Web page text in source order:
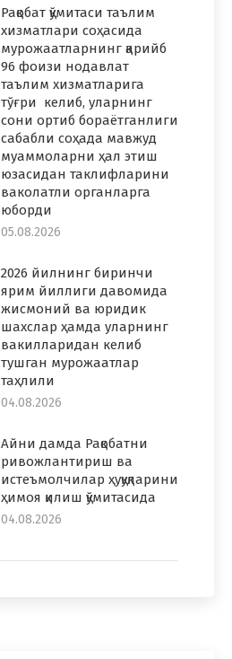
Рақобат қўмитаси таълим
хизматлари соҳасида
мурожаатларнинг қарийб
96 фоизи нодавлат
таълим хизматларига
тўғри келиб, уларнинг
сони ортиб бораётганлиги
сабабли соҳада мавжуд
муаммоларни ҳал этиш
юзасидан таклифларини
ваколатли органларга
юборди
05.08.2026
2026 йилнинг биринчи
ярим йиллиги давомида
жисмоний ва юридик
шахслар ҳамда уларнинг
вакилларидан келиб
тушган мурожаатлар
таҳлили
04.08.2026
Айни дамда Рақобатни
ривожлантириш ва
истеъмолчилар ҳуқуқларини
ҳимоя қилиш қўмитасида
04.08.2026